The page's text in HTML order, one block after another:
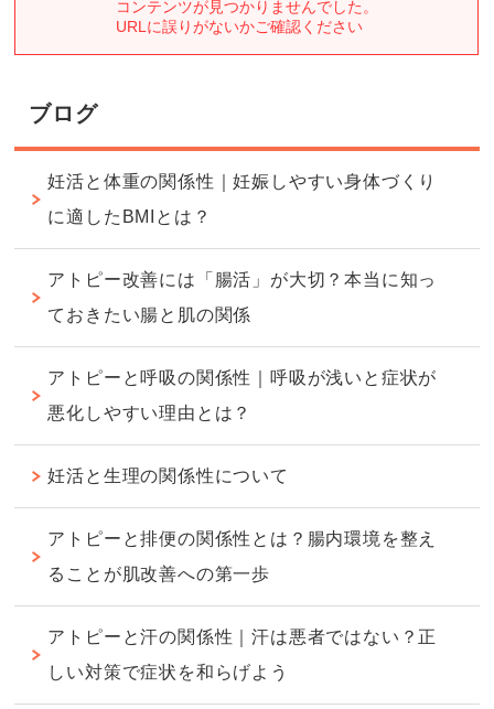
ブログ
妊活と体重の関係性｜妊娠しやすい身体づくり
に適したBMIとは？
アトピー改善には「腸活」が大切？本当に知っ
ておきたい腸と肌の関係
アトピーと呼吸の関係性｜呼吸が浅いと症状が
悪化しやすい理由とは？
妊活と生理の関係性について
アトピーと排便の関係性とは？腸内環境を整え
ることが肌改善への第一歩
アトピーと汗の関係性｜汗は悪者ではない？正
しい対策で症状を和らげよう